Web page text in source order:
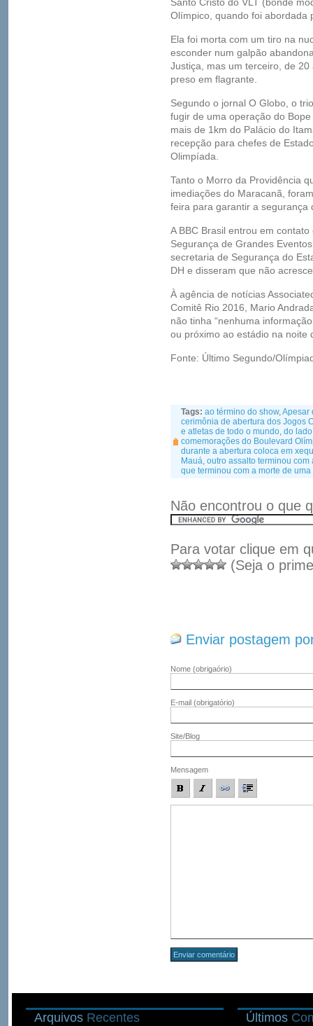
Olímpico, quando foi abordada
Ela foi morta com um tiro na
esconder num galpão
Justiça, mas um terceiro, de
preso em flagrante.
Segundo o jornal O Globo, o
fugir de uma operação do
mais de 1km do Palácio do
recepção para chefes de
Olimpíada.
Tanto o Morro da Providência
imediações do Maracanã,
feira para garantir a segurança
A BBC Brasil entrou em
Segurança de Grandes
secretaria de Segurança do
DH e disseram que não
À agência de notícias
Comitê Rio 2016, Mario
não tinha “nenhuma
ou próximo ao estádio na noite
Fonte: Último Segundo/
Tags: ao término do show,Apesar
cerimônia de abertura dos Jogos
e atletas de todo o mundo, do
comemorações do Boulevard
durante a abertura coloca em
Mauá, outro assalto terminou com
que terminou com a morte de
Não encontrou o que
Para votar clique em
(Seja o
Enviar postagem
Nome (obrigaório)
E-mail (obrigatório)
Site/Blog
Mensagem
Arquivos Recentes Últimos